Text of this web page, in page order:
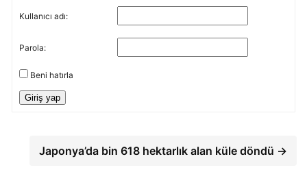
Kullanıcı adı:
Parola:
Beni hatırla
Giriş yap
Japonya’da bin 618 hektarlık alan küle döndü →